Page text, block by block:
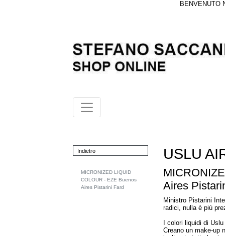
BENVENUTO
Indietro
MICRONIZED LIQUID
COLOUR - EZE Buenos
Aires Pistarini Fard
USLU
Aires
Ministro Pistarini
radici, nulla è più
I colori liquidi di
Creano un make-up